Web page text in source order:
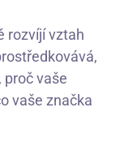
rozvíjí vztah
proč vaše
vaše značka